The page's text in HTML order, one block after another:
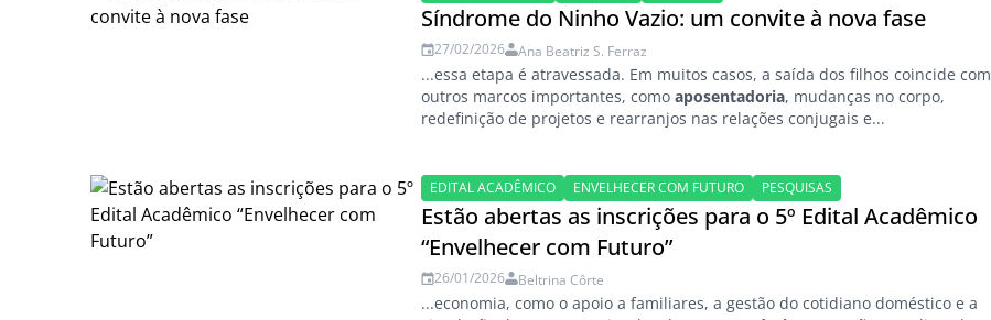
Síndrome do Ninho Vazio: um convite à nova fase
27/02/2026 Ana Beatriz S. Ferraz
...essa etapa é atravessada. Em muitos casos, a saída dos filhos coincide com
outros marcos importantes, comoaposentadoria, mudanças no corpo,
redefinição de projetos e rearranjos nas relações conjugais e...
EDITAL ACADÊMICO ENVELHECER COM FUTURO PESQUISAS
Estão abertas as inscrições para o 5º Edital Acadêmico
“Envelhecer com Futuro”
26/01/2026 Beltrina Côrte
...economia, como o apoio a familiares, a gestão do cotidiano doméstico e a